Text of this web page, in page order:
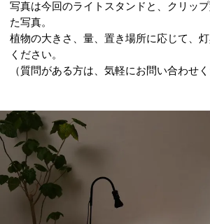
写真は今回のライトスタンドと、クリッ
た写真。
植物の大きさ、量、置き場所に応じて、
ください。
（質問がある方は、気軽にお問い合わせく